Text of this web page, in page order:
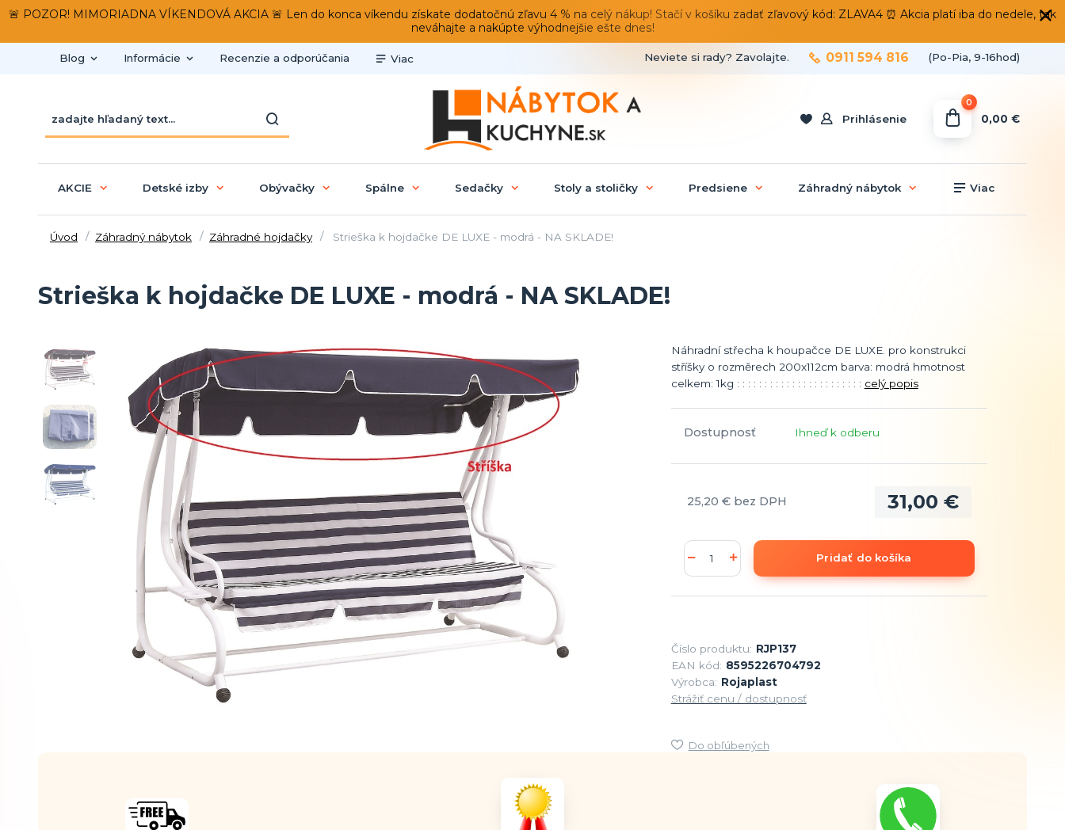
🚨 POZOR! MIMORIADNA VÍKENDOVÁ AKCIA 🚨 Len do konca víkendu získate dodatočnú zľavu 4 % na celý nákup! Stačí v košíku zadať zľavový kód: ZLAVA4 ⏰ Akcia platí iba do nedele, tak
neváhajte a nakúpte výhodnejšie ešte dnes!
Blog Informácie Recenzie a odporúčania Viac
Prihlásenie
Neviete si rady? Zavolajte. 0911 594 816 (Po-Pia, 9-16hod)
0
0,00 €
AKCIE Detské izby Obývačky Spálne Sedačky Stoly a stoličky Predsiene Záhradný nábytok Viac
Úvod Záhradný nábytok Záhradné hojdačky Strieška k hojdačke DE LUXE - modrá - NA SKLADE!
Strieška k hojdačke DE LUXE - modrá - NA SKLADE!
Náhradní střecha k houpačce DE LUXE. pro konstrukci
stříšky o rozměrech 200x112cm barva: modrá hmotnost
celkem: 1kg : : : : : : : : : : : : : : : : : : : : : : : celý popis
Dostupnosť Ihneď k odberu
31,00 €
25,20 € bez DPH
Pridať do košíka
Číslo produktu: RJP137
EAN kód: 8595226704792
Výrobca: Rojaplast
Strážiť cenu / dostupnosť
Do obľúbených